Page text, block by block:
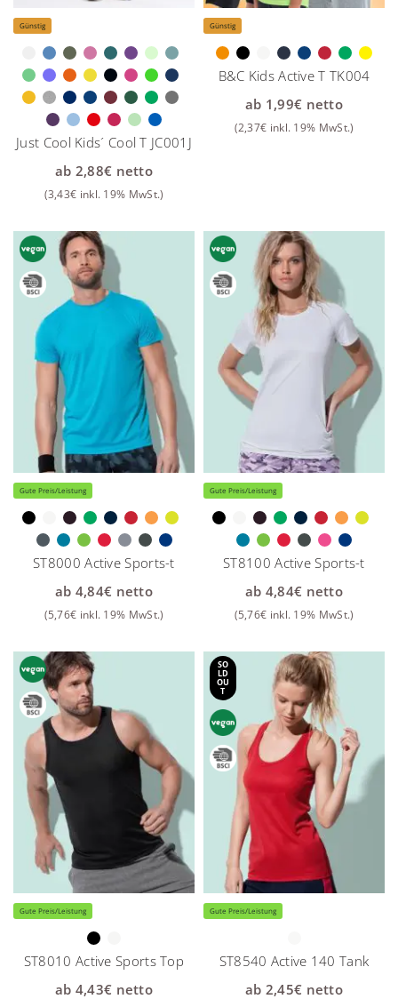
Günstig
Just Cool Kids´ Cool T JC001J
ab 2,88€ netto
(3,43€ inkl. 19% MwSt.)
Günstig
B&C Kids Active T TK004
ab 1,99€ netto
(2,37€ inkl. 19% MwSt.)
Gute Preis/Leistung
ST8000 Active Sports-t
ab 4,84€ netto
(5,76€ inkl. 19% MwSt.)
Gute Preis/Leistung
ST8100 Active Sports-t
ab 4,84€ netto
(5,76€ inkl. 19% MwSt.)
Gute Preis/Leistung
ST8010 Active Sports Top
ab 4,43€ netto
SO
LD
OU
T
Gute Preis/Leistung
ST8540 Active 140 Tank
ab 2,45€ netto